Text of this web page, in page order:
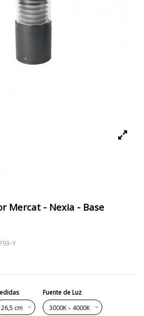
Mercat - Nexia - Base
Fuente de Luz